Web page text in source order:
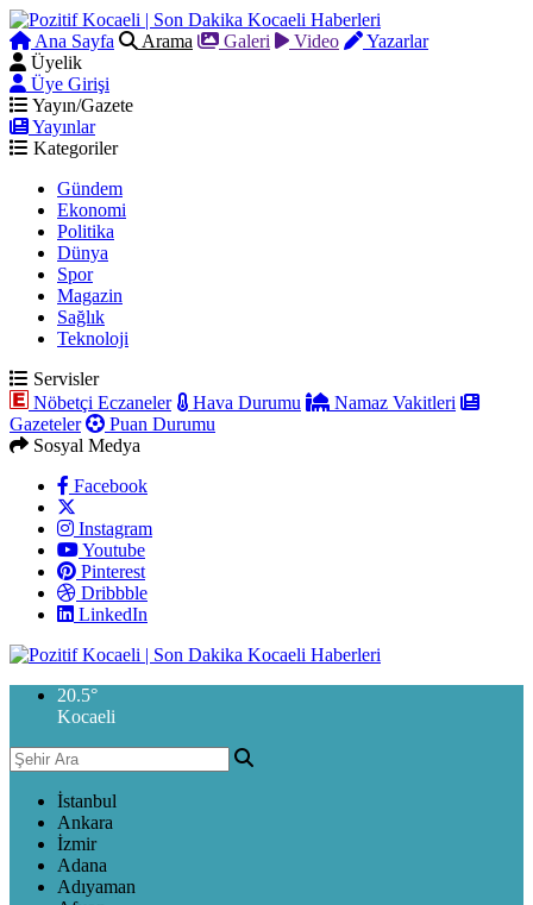
Ana Sayfa Arama Galeri Video
Yazarlar
Üyelik
Üye Girişi
Yayın/Gazete
Yayınlar
Kategoriler
Gündem
Ekonomi
Politika
Dünya
Spor
Magazin
Sağlık
Teknoloji
Servisler
Nöbetçi Eczaneler
Hava Durumu
Namaz Vakitleri
Gazeteler
Puan Durumu
Sosyal Medya
Facebook
Instagram
Youtube
Pinterest
Dribbble
LinkedIn
20.5°
Kocaeli
İstanbul
Ankara
İzmir
Adana
Adıyaman